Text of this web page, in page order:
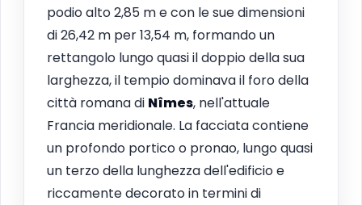
podio alto 2,85 m e con le sue dimensioni
di 26,42 m per 13,54 m, formando un
rettangolo lungo quasi il doppio della sua
larghezza, il tempio dominava il foro della
città romana di Nîmes, nell'attuale
Francia meridionale. La facciata contiene
un profondo portico o pronao, lungo quasi
un terzo della lunghezza dell'edificio e
riccamente decorato in termini di